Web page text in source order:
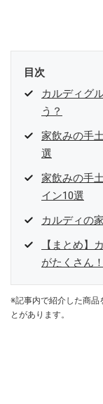
目次
カルディグ
う？
家飲みの手
選
家飲みの手
イン10選
カルディの
【まとめ】
がたくさん！
※記事内で紹介した商品
とがあります。